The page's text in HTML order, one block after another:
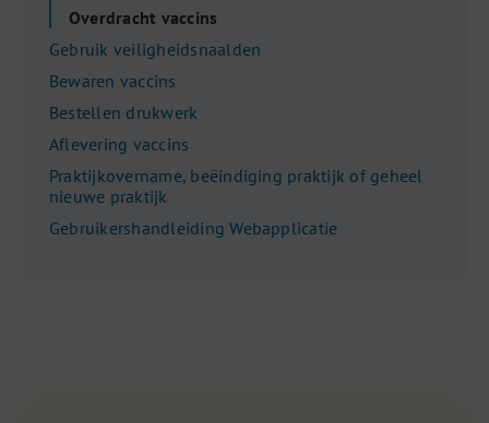
Overdracht vaccins
Gebruik veiligheidsnaalden
Bewaren vaccins
Bestellen drukwerk
Aflevering vaccins
Praktijkovername, beëindiging praktijk of geheel
nieuwe praktijk
Gebruikershandleiding Webapplicatie